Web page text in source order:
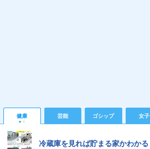
健康 芸能 ゴシップ 女子
冷蔵庫を見れば貯まる家かわかる